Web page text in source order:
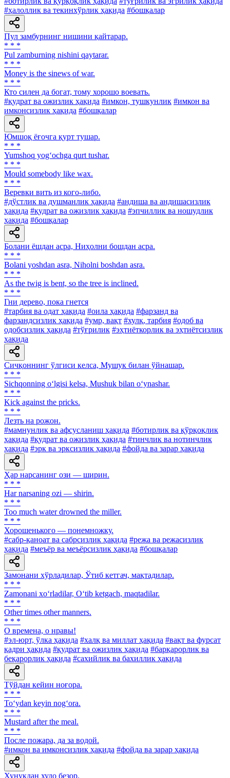
#ҳалоллик ва текинхўрлик ҳақида #бошқалар
Пул замбурнинг нишини қайтарар.
* * *
Pul zamburning nishini qaytarar.
* * *
Money is the sinews of war.
* * *
Кто силен да богат, тому хорошо воевать.
#қудрат ва ожизлик ҳақида #имкон, тушкунлик #имкон ва
имконсизлик ҳақида #бошқалар
Юмшоқ ёғочга қурт тушар.
* * *
Yumshoq yog‘ochga qurt tushar.
* * *
Mould somebody like wax.
* * *
Веревки вить из кого-либо.
#дўстлик ва душманлик ҳақида #андиша ва андишасизлик
ҳақида #қудрат ва ожизлик ҳақида #эпчиллик ва ношудлик
ҳақида #бошқалар
Болани ёшдан асра, Ниҳолни бошдан асра.
* * *
Bolani yoshdan asra, Niholni boshdan asra.
* * *
As the twig is bent, so the tree is inclined.
* * *
Гни дерево, пока гнется
#тарбия ва одат ҳақида #оила ҳақида #фарзанд ва
фарзандсизлик ҳақида #умр, вақт #хулқ, тарбия #одоб ва
одобсизлик ҳақида #тўғрилик #эҳтиёткорлик ва эҳтиётсизлик
ҳақида
Сичқоннинг ўлгиси келса, Мушук билан ўйнашар.
* * *
Sichqonning o‘lgisi kelsa, Mushuk bilan o‘ynashar.
* * *
Kick against the pricks.
* * *
Лезть на рожон.
#мамнунлик ва афсусланиш ҳақида #ботирлик ва қўрқоқлик
ҳақида #қудрат ва ожизлик ҳақида #тинчлик ва нотинчлик
ҳақида #эрк ва эрксизлик ҳақида #фойда ва зарар ҳақида
Ҳар нарсанинг ози — ширин.
* * *
Har narsaning ozi — shirin.
* * *
Too much water drowned the miller.
* * *
Хорошенького — понемножку.
#сабр-қаноат ва сабрсизлик ҳақида #режа ва режасизлик
ҳақида #меъёр ва меъёрсизлик ҳақида #бошқалар
Замонани хўрладилар, Ўтиб кетгач, мақтадилар.
* * *
Zamonani xo‘rladilar, O‘tib ketgach, maqtadilar.
* * *
Other times other manners.
* * *
О времена, о нравы!
#эл-юрт, ўлка ҳақида #халқ ва миллат ҳақида #вақт ва фурсат
қадри ҳақида #қудрат ва ожизлик ҳақида #барқарорлик ва
беқарорлик ҳақида #сахийлик ва бахиллик ҳақида
Тўйдан кейин ноғора.
* * *
To‘ydan keyin nog‘ora.
* * *
Mustard after the meal.
* * *
После пожара, да за водой.
#имкон ва имконсизлик ҳақида #фойда ва зарар ҳақида
Хунукдан худо безор.